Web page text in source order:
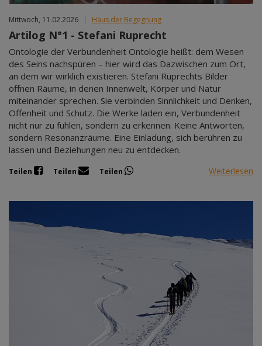
Mittwoch, 11.02.2026 | Haus der Begegnung
Artilog N°1 - Stefani Ruprecht
Ontologie der Verbundenheit Ontologie heißt: dem Wesen
des Seins nachspüren – hier wird das Dazwischen zum Ort,
an dem wir wirklich existieren. Stefani Ruprechts Bilder
öffnen Räume, in denen Innenwelt, Körper und Natur
miteinander sprechen. Sie verbinden Sinnlichkeit und Denken,
Offenheit und Schutz. Die Werke laden ein, Verbundenheit
nicht nur zu fühlen, sondern zu erkennen. Keine Antworten,
sondern Resonanzräume. Eine Einladung, sich berühren zu
lassen und Beziehungen neu zu entdecken.
Teilen Teilen Teilen Weiterlesen